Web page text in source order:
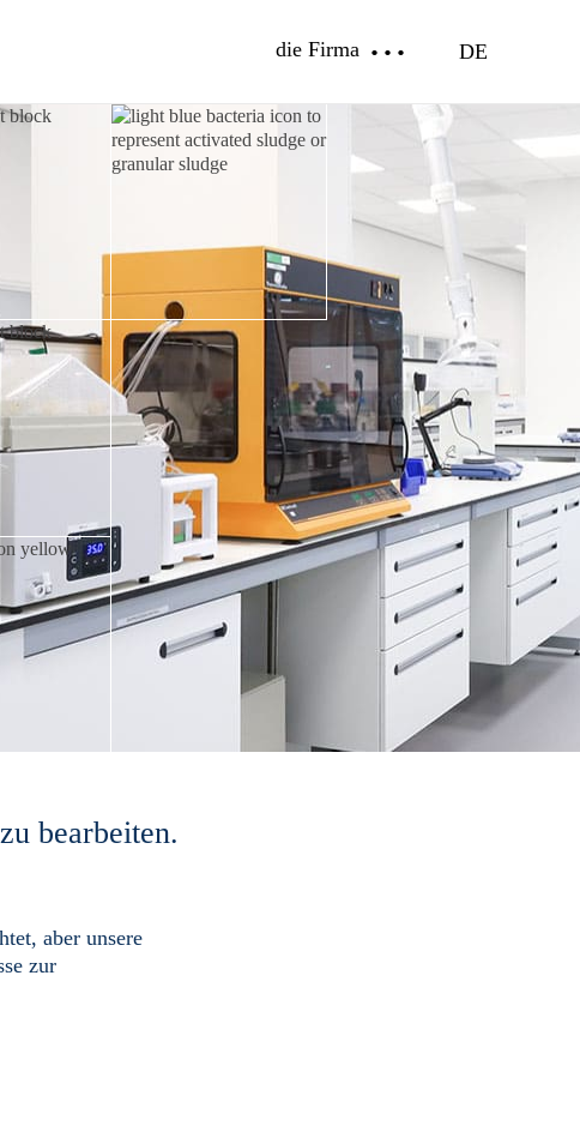
die Firma DE
bearbeiten.
aber unsere
zur